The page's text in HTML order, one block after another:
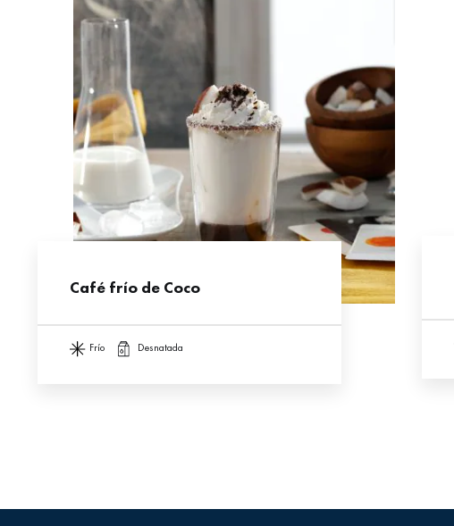
Café frío de Coco
frío desnatada